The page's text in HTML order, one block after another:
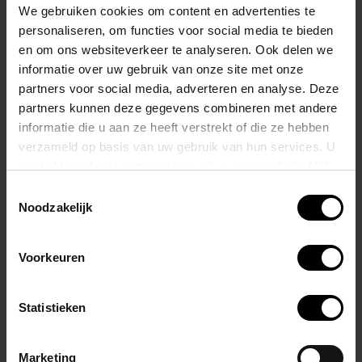
We gebruiken cookies om content en advertenties te
personaliseren, om functies voor social media te bieden
en om ons websiteverkeer te analyseren. Ook delen we
informatie over uw gebruik van onze site met onze
partners voor social media, adverteren en analyse. Deze
partners kunnen deze gegevens combineren met andere
informatie die u aan ze heeft verstrekt of die ze hebben
verzameld op basis van uw gebruik van hun services. U
Noodzakelijk
Voorkeuren
Statistieken
Marketing
Is een opvallend en stijlvolle boxer dat speciaal is ontworpen voor
mannen die houden van een gedurfde kleurencombinatie.
Het materiaal van deze herenboxer is mesh-stof, wat een lichte stof
is.
vooral in warme omstandigheden.
Gerelateerde producten